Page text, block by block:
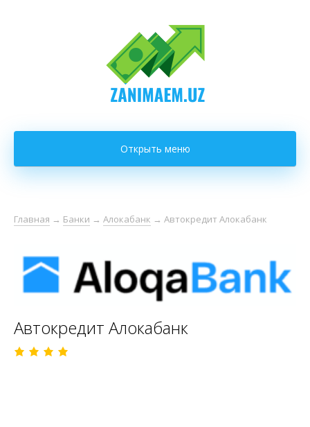
Открыть меню
Главная → Банки → Алокабанк → Автокредит Алокабанк
Автокредит Алокабанк